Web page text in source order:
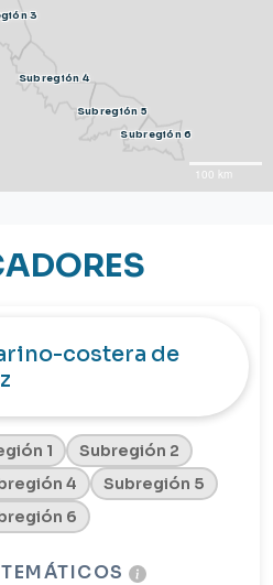
3
Subregión 4
Subregión 5
Subregión 6
100 km
costera de
1
Subregión 2
4
Subregión 5
6